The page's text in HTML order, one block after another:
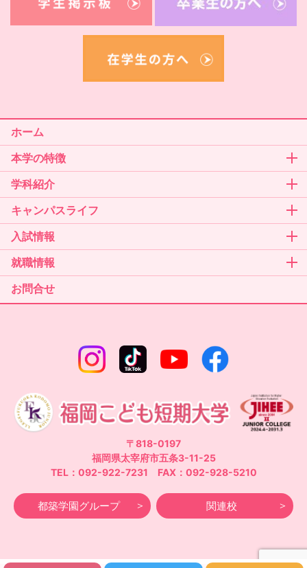
スポーツ大会開催
福岡女子高等学校と高大連携を締結
こどもフェスティバル2024を開催しました！
11/2(土)3(日)こどもフェスティバル2024！事前
申込みは10/28(月)まで
藤蔭高等学校と高大連携を締結
WEBエントリー受付・出願が始まっています
真夏の夜のオープンキャンパス初開催！ありが
とうございました
ホーム
本学の特徴
学科紹介
キャンパスライフ
入試情報
就職情報
お問合せ
〒818-0197
福岡県太宰府市五条3-11-25
TEL：092-922-7231 FAX：092-928-5210
都築学園グループ 関連校